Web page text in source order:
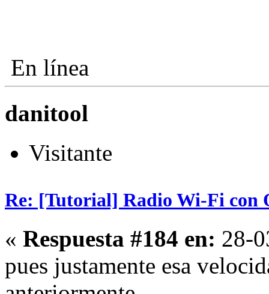
En línea
danitool
Visitante
Re: [Tutorial] Radio Wi-Fi con
« Respuesta #184 en: 28-
pues justamente esa